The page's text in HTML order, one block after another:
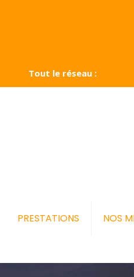
Tout le réseau :
PRESTATIONS NOS